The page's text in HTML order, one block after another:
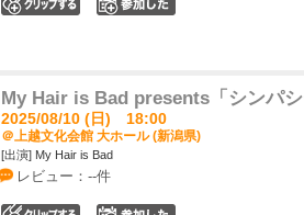
My Hair is Bad presents「シンパシ
2025/08/10 (日) 18:00
＠上越文化会館 大ホール (新潟県)
[出演] My Hair is Bad
レビュー：--件